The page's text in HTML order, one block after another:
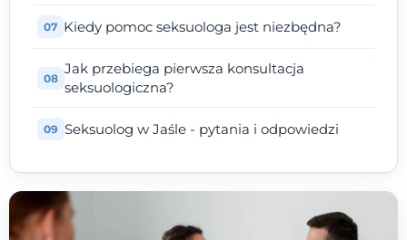
Kiedy pomoc seksuologa jest niezbędna?
Jak przebiega pierwsza konsultacja
seksuologiczna?
Seksuolog w Jaśle - pytania i odpowiedzi